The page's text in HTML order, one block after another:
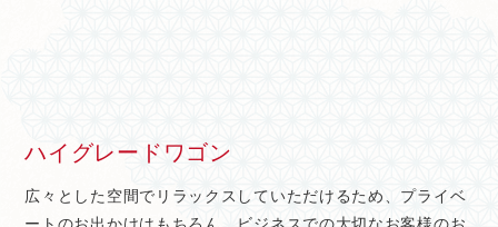
ハイグレードワゴン
広々とした空間でリラックスしていただけるため、プライベ
ートのお出かけはもちろん、ビジネスでの大切なお客様のお